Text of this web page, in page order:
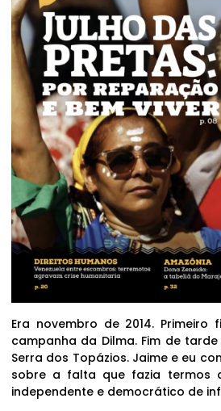
Era novembro de 2014. Primeiro
campanha da Dilma. Fim de tarde
Serra dos Topázios. Jaime e eu
sobre a falta que fazia termos
independente e democrático de